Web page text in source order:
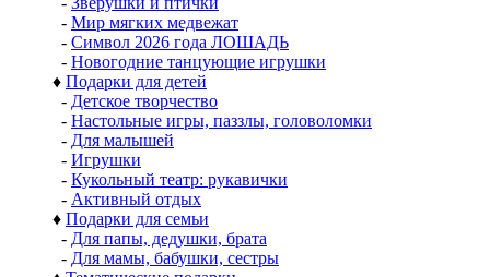
- Мир мягких медвежат
- Символ 2026 года ЛОШАДЬ
- Новогодние танцующие игрушки
♦ Подарки для детей
- Детское творчество
- Настольные игры, паззлы, головоломки
- Для малышей
- Игрушки
- Кукольный театр: рукавички
- Активный отдых
♦ Подарки для семьи
- Для папы, дедушки, брата
- Для мамы, бабушки, сестры